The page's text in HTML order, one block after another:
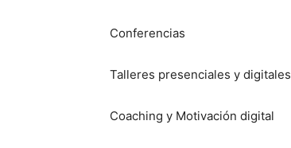
Conferencias
Talleres presenciales y digitales
Coaching y Motivación digital